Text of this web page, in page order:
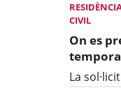
CIVIL
On es
La